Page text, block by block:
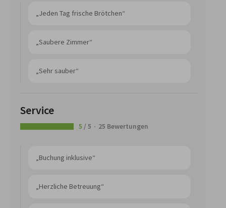
„Jeden Tag frische Brötchen“
„Saubere Zimmer“
„Sehr sauber“
Service
5 / 5 25 Bewertungen
„Buchung inklusive“
„Herzliche Betreuung“